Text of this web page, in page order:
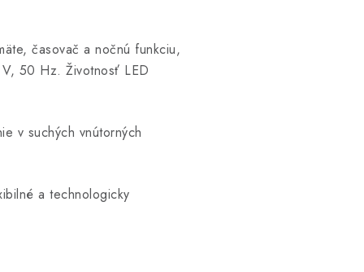
časovač a nočnú funkciu,
50 Hz. Životnosť LED
v suchých vnútorných
a technologicky